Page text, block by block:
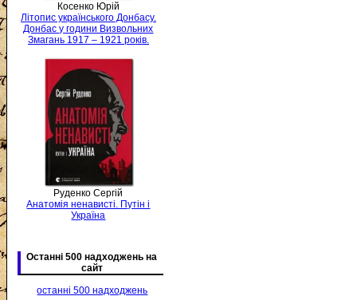
Косенко Юрій
Літопис українського Донбасу.
Донбас у години Визвольних
Змагань 1917 – 1921 років.
Руденко Сергій
Анатомія ненависті. Путін і
Україна
Останні 500 надходжень на
сайт
останні 500 надходжень